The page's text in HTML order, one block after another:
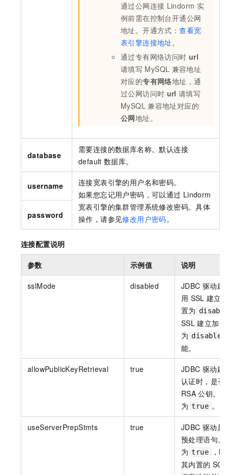
通过公网连接 Lindorm 实
例前需在控制台开通公网
地址。开通方式：查看宽
表引擎连接地址。
通过专有网络访问时 url
请填写 MySQL 兼容地址
对应的专有网络地址，通
过公网访问时 url 请填写
MySQL 兼容地址对应的
公网地址。
database
需要连接的数据库名称。默认连接
default 数据库。
username
连接宽表引擎的用户名和密码。
如果您忘记用户密码，可以通过 Lindorm
宽表引擎的集群管理系统修改密码。具体
操作，请参见修改用户密码。
password
连接配置说明
参数 示例值 说明
sslMode disabled JDBC 驱动建
用 SSL 建立
置为
SSL 建立加
为 disabled
能。
allowPublicKeyRetrieval true JDBC 驱动建
认证时，是否
RSA 公钥。
为 true 。
useServerPrepStmts true JDBC 驱动是
预处理语句。
为 true
，
其内置的 SQL